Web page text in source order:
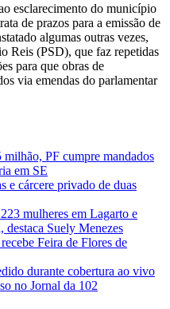
esclarecimento do município
de prazos para a emissão de
algumas outras vezes,
Reis (PSD), que faz repetidas
para que obras de
via emendas do parlamentar
PF cumpre mandados
em SE
e cárcere privado de duas
mulheres em Lagarto e
destaca Suely Menezes
Feira de Flores de
durante cobertura ao vivo
no Jornal da 102